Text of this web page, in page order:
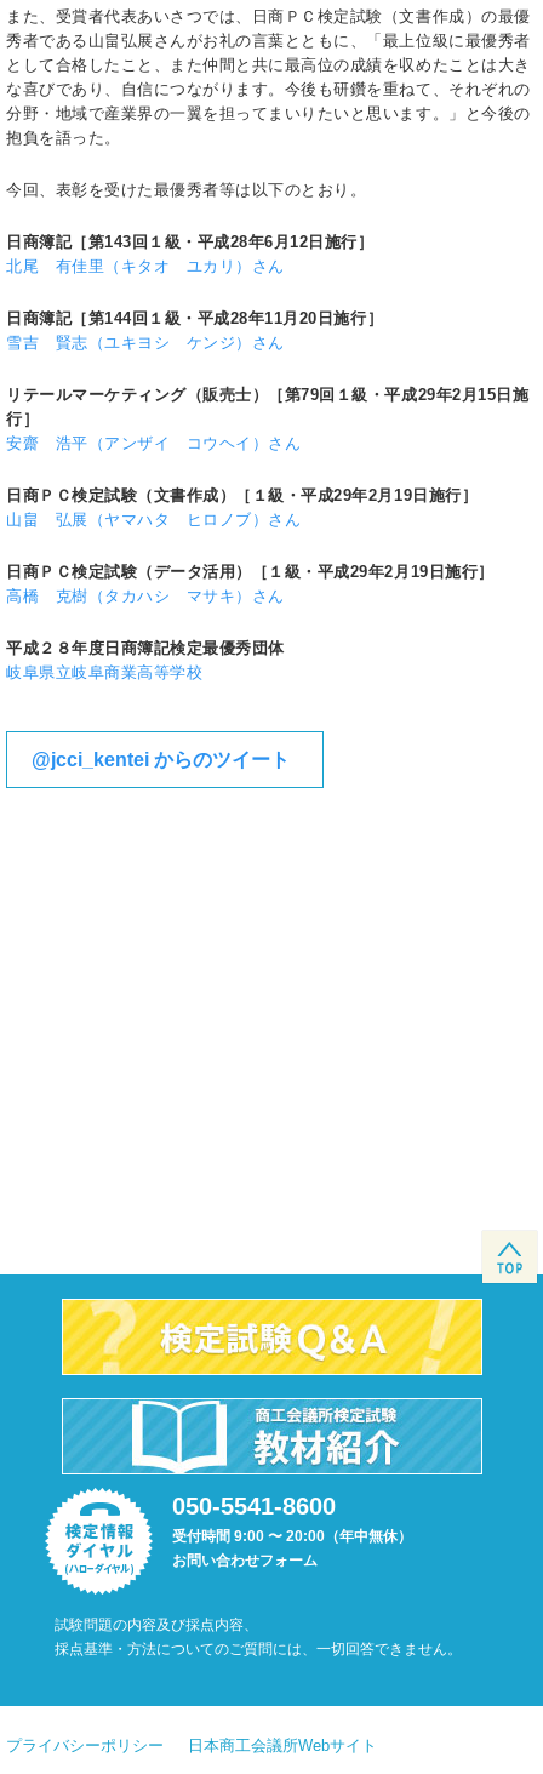
また、受賞者代表あいさつでは、日商ＰＣ検定試験（文書作成）の最優
秀者である山畠弘展さんがお礼の言葉とともに、「最上位級に最優秀者
として合格したこと、また仲間と共に最高位の成績を収めたことは大き
な喜びであり、自信につながります。今後も研鑽を重ねて、それぞれの
分野・地域で産業界の一翼を担ってまいりたいと思います。」と今後の
抱負を語った。
今回、表彰を受けた最優秀者等は以下のとおり。
日商簿記［第143回１級・平成28年6月12日施行］
北尾 有佳里（キタオ ユカリ）さん
日商簿記［第144回１級・平成28年11月20日施行］
雪吉 賢志（ユキヨシ ケンジ）さん
リテールマーケティング（販売士）［第79回１級・平成29年2月15日施
行］
安齋 浩平（アンザイ コウヘイ）さん
日商ＰＣ検定試験（文書作成）［１級・平成29年2月19日施行］
山畠 弘展（ヤマハタ ヒロノブ）さん
日商ＰＣ検定試験（データ活用）［１級・平成29年2月19日施行］
高橋 克樹（タカハシ マサキ）さん
平成２８年度日商簿記検定最優秀団体
岐阜県立岐阜商業高等学校
@jcci_kentei からのツイート
050-5541-8600
受付時間 9:00 〜 20:00（年中無休）
お問い合わせフォーム
試験問題の内容及び採点内容、
採点基準・方法についてのご質問には、一切回答できません。
プライバシーポリシー 日本商工会議所Webサイト